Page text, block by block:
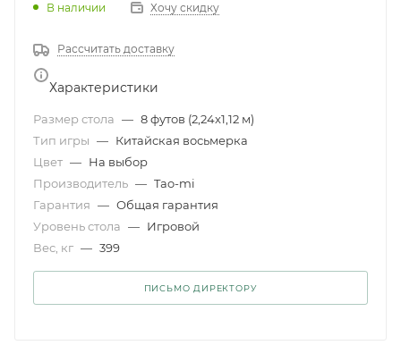
В наличии Хочу скидку
Рассчитать доставку
Характеристики
Размер стола — 8 футов (2,24x1,12 м)
Тип игры — Китайская восьмерка
Цвет — На выбор
Производитель — Tao-mi
Гарантия — Общая гарантия
Уровень стола — Игровой
Вес, кг — 399
ПИСЬМО ДИРЕКТОРУ